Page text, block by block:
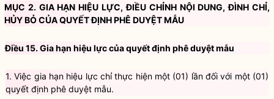
MỤC 2. GIA HẠN HIỆU LỰC, ĐIỀU CHỈNH NỘI DUNG, ĐÌNH CHỈ,
HỦY BỎ CỦA QUYẾT ĐỊNH PHÊ DUYỆT MẪU
Điều 15. Gia hạn hiệu lực của quyết định phê duyệt mẫu
1.Việc gia hạn hiệu lực chỉ thực hiện một (01) lần đối với một (01)
quyết định phê duyệt mẫu.